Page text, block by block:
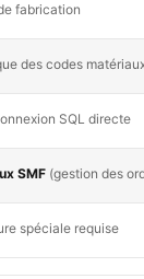
fabrication
des codes
SQL directe
SMF (gestion des
spéciale requise